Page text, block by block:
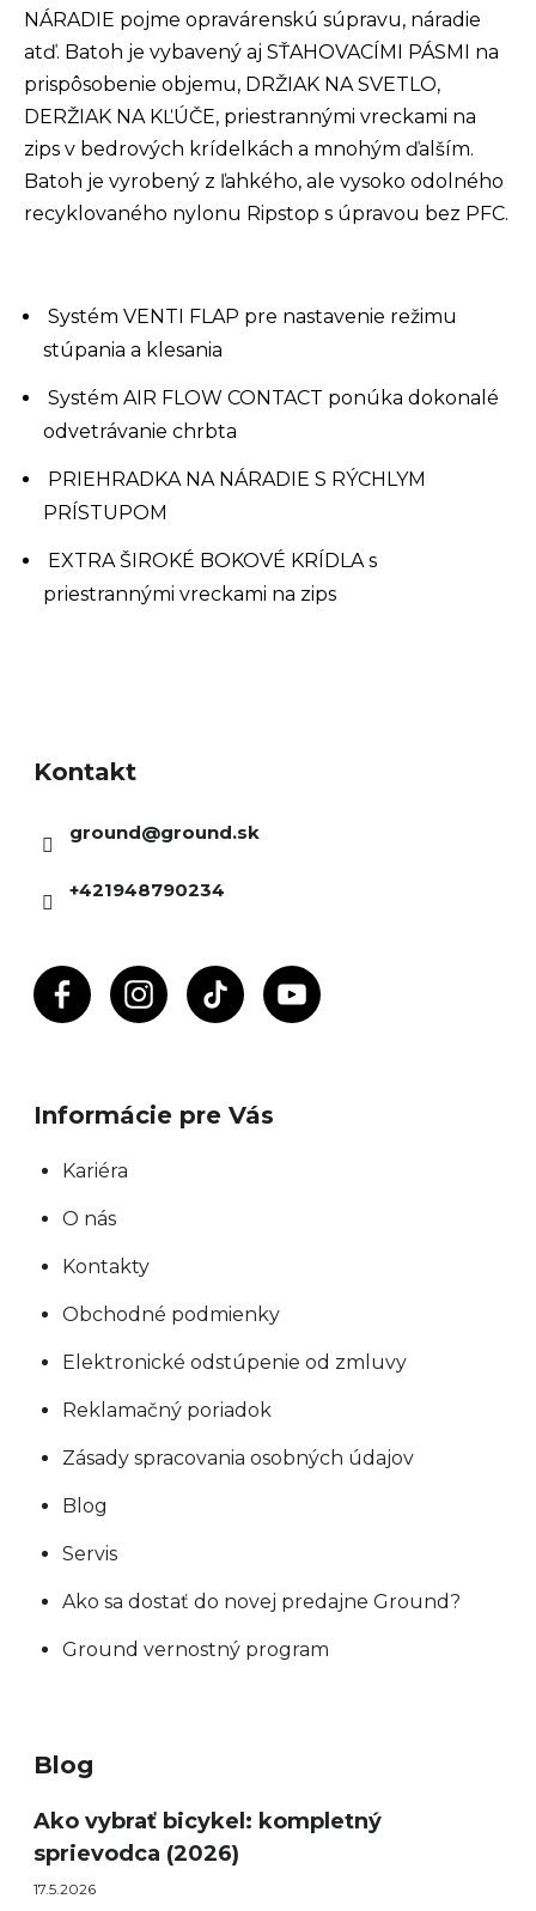
NÁRADIE pojme opravárenskú súpravu, náradie
atď. Batoh je vybavený aj SŤAHOVACÍMI PÁSMI na
prispôsobenie objemu, DRŽIAK NA SVETLO,
DERŽIAK NA KĽÚČE, priestrannými vreckami na
zips v bedrových krídelkách a mnohým ďalším.
Batoh je vyrobený z ľahkého, ale vysoko odolného
recyklovaného nylonu Ripstop s úpravou bez PFC.
Systém VENTI FLAP pre nastavenie režimu
stúpania a klesania
Systém AIR FLOW CONTACT ponúka dokonalé
odvetrávanie chrbta
PRIEHRADKA NA NÁRADIE S RÝCHLYM
PRÍSTUPOM
EXTRA ŠIROKÉ BOKOVÉ KRÍDLA s
priestrannými vreckami na zips
Kontakt
ground@ground.sk
+421948790234
Informácie pre Vás
Kariéra
O nás
Kontakty
Obchodné podmienky
Elektronické odstúpenie od zmluvy
Reklamačný poriadok
Zásady spracovania osobných údajov
Blog
Servis
Ako sa dostať do novej predajne Ground?
Ground vernostný program
Blog
Ako vybrať bicykel: kompletný
sprievodca (2026)
17.5.2026